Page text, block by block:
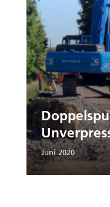
Juni 2020
Weiterlesen